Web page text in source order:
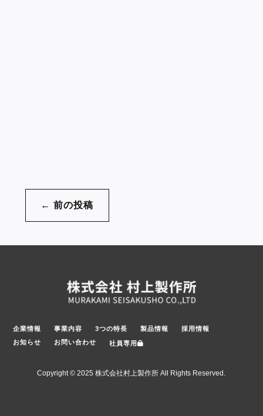
←前の投稿
企業情報 事業内容 3つの特長 製品情報
採用情報
お知らせ
お問い合わせ 社員専用
Copyright © 2025 株式会社村上製作所 All Rights Reserved.